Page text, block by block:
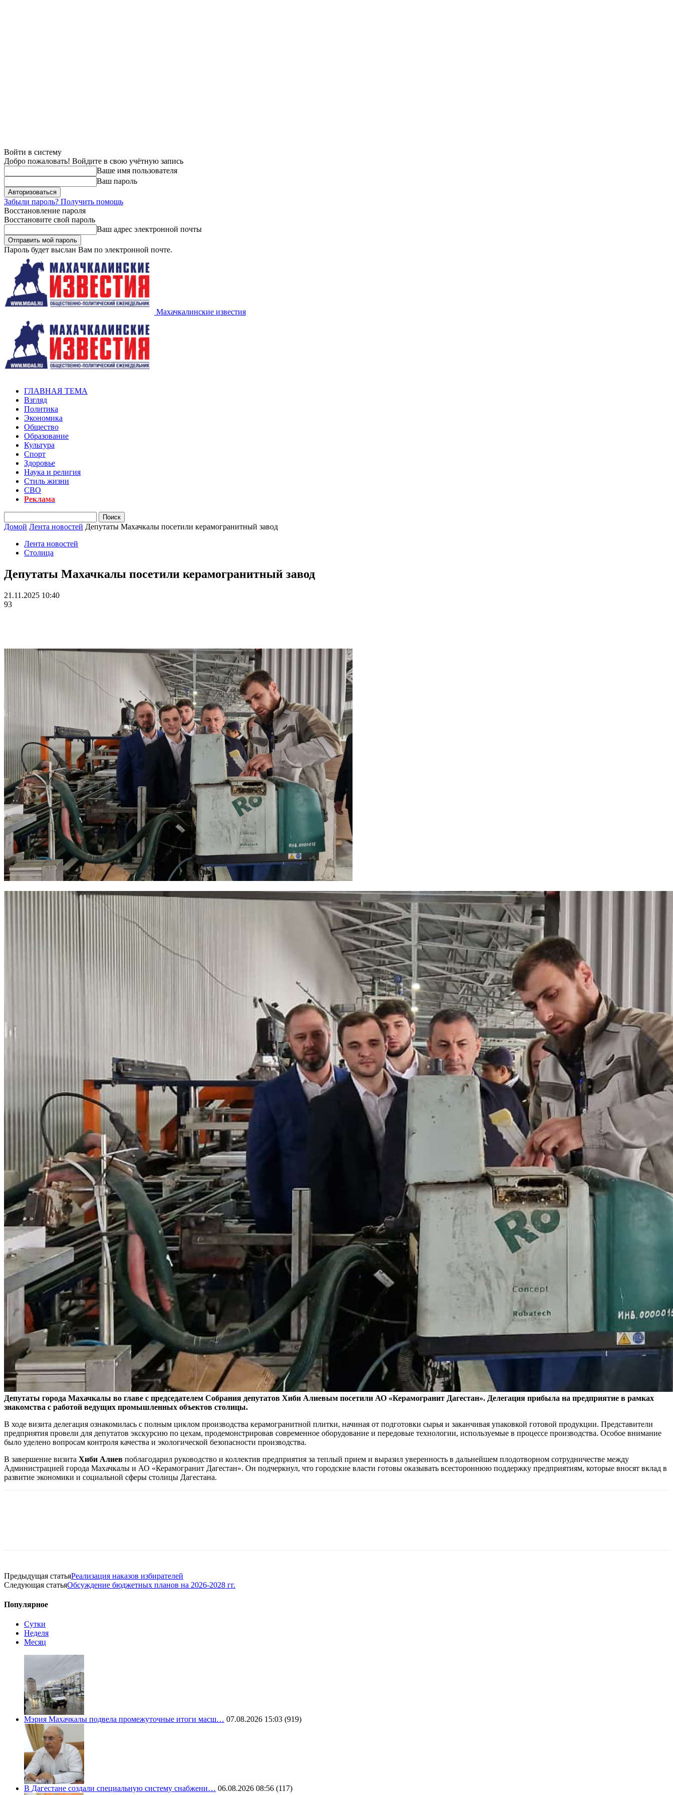
Войти в систему
Добро пожаловать! Войдите в свою учётную запись
Ваше имя пользователя
Ваш пароль
Забыли пароль? Получить помощь
Восстановление пароля
Восстановите свой пароль
Ваш адрес электронной почты
Пароль будет выслан Вам по электронной почте.
Махачкалинские известия
ГЛАВНАЯ ТЕМА
Взгляд
Политика
Экономика
Общество
Образование
Культура
Спорт
Здоровье
Наука и религия
Стиль жизни
СВО
Реклама
Домой Лента новостей Депутаты Махачкалы посетили керамогранитный завод
Лента новостей
Столица
Депутаты Махачкалы посетили керамогранитный завод
21.11.2025 10:40
93
Депутаты города Махачкалы во главе с председателем Собрания депутатов Хиби Алиевым посетили АО «Керамогранит Дагестан». Делегация прибыла на предприятие в рамках
знакомства с работой ведущих промышленных объектов столицы.
В ходе визита делегация ознакомилась с полным циклом производства керамогранитной плитки, начиная от подготовки сырья и заканчивая упаковкой готовой продукции. Представители
предприятия провели для депутатов экскурсию по цехам, продемонстрировав современное оборудование и передовые технологии, используемые в процессе производства. Особое внимание
было уделено вопросам контроля качества и экологической безопасности производства.
В завершение визита Хиби Алиев поблагодарил руководство и коллектив предприятия за теплый прием и выразил уверенность в дальнейшем плодотворном сотрудничестве между
Администрацией города Махачкалы и АО «Керамогранит Дагестан». Он подчеркнул, что городские власти готовы оказывать всестороннюю поддержку предприятиям, которые вносят вклад в
развитие экономики и социальной сферы столицы Дагестана.
Предыдущая статьяРеализация наказов избирателей
Следующая статьяОбсуждение бюджетных планов на 2026-2028 гг.
Популярное
Сутки
Неделя
Месяц
Мэрия Махачкалы подвела промежуточные итоги масш… 07.08.2026 15:03 (919)
В Дагестане создали специальную систему снабжени… 06.08.2026 08:56 (117)